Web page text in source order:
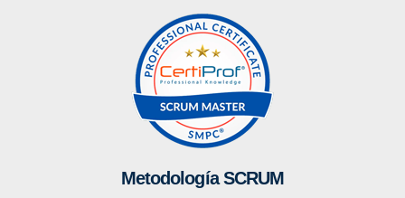
Metodología SCRUM